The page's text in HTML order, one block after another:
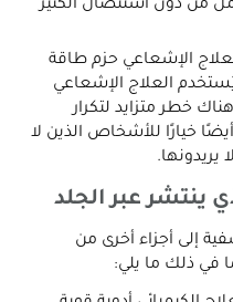
من دون استئصال الكثير
الإشعاعي حزم طاقة
العلاج الإشعاعي
خطر متزايد لتكرار
خيارًا للأشخاص الذين لا
يريدونها.
ينتشر عبر الجلد
إلى أجزاء أخرى من
في ذلك ما يلي: